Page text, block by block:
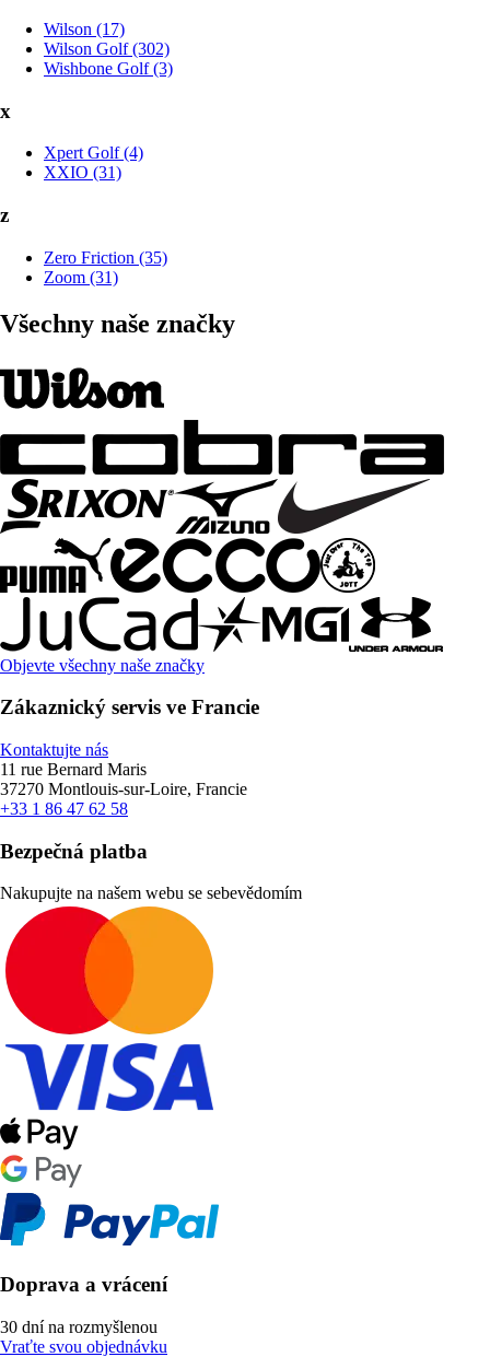
Wilson (17)
Wilson Golf (302)
Wishbone Golf (3)
x
Xpert Golf (4)
XXIO (31)
z
Zero Friction (35)
Zoom (31)
Všechny naše značky
Objevte všechny naše značky
Zákaznický servis ve Francie
Kontaktujte nás
11 rue Bernard Maris
37270 Montlouis-sur-Loire, Francie
+33 1 86 47 62 58
Bezpečná platba
Nakupujte na našem webu se sebevědomím
Doprava a vrácení
30 dní na rozmyšlenou
Vraťte svou objednávku